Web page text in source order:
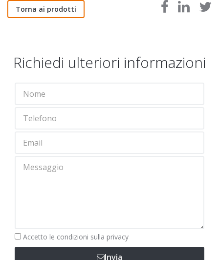
Torna ai prodotti
Richiedi ulteriori informazioni
Obbligatorio
Accetto le condizioni sulla privacy
Invia